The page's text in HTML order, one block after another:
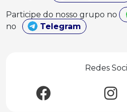
Participe do nosso grupo no
no
Telegram
Redes